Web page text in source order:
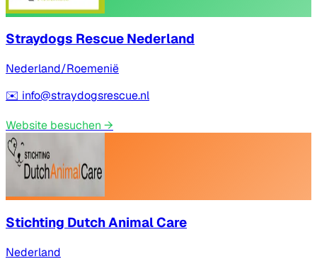
Straydogs Rescue Nederland
Nederland/Roemenië
✉️ info@straydogsrescue.nl
Website besuchen →
Stichting Dutch Animal Care
Nederland